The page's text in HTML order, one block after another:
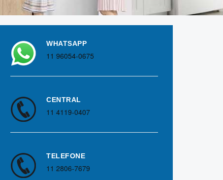
WHATSAPP
11 96054-0675
CENTRAL
11 4119-0407
TELEFONE
11 2806-7679